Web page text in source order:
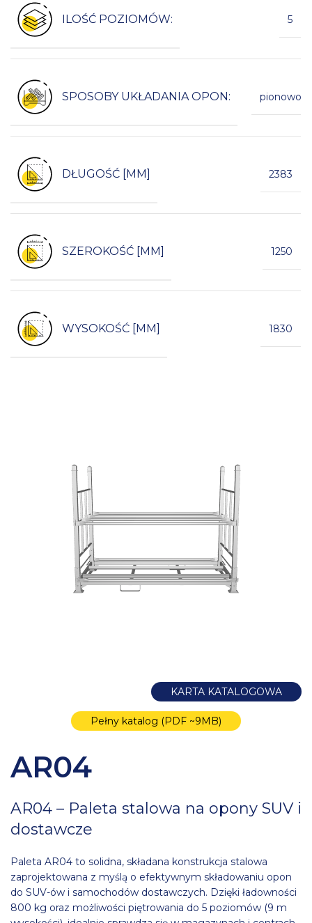
ILOŚĆ POZIOMÓW: 5
SPOSOBY UKŁADANIA OPON: pionowo
DŁUGOŚĆ [MM] 2383
SZEROKOŚĆ [MM] 1250
WYSOKOŚĆ [MM] 1830
KARTA KATALOGOWA
Pełny katalog (PDF ~9MB)
AR04
AR04 – Paleta stalowa na opony SUV i
dostawcze
Paleta AR04 to solidna, składana konstrukcja stalowa
zaprojektowana z myślą o efektywnym składowaniu opon
do SUV-ów i samochodów dostawczych. Dzięki ładowności
800 kg oraz możliwości piętrowania do 5 poziomów (9 m